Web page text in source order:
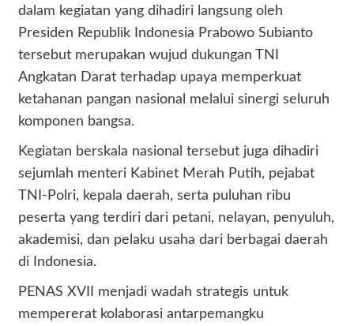
dalam kegiatan yang dihadiri langsung oleh
Presiden Republik Indonesia Prabowo Subianto
tersebut merupakan wujud dukungan TNI
Angkatan Darat terhadap upaya memperkuat
ketahanan pangan nasional melalui sinergi seluruh
komponen bangsa.
Kegiatan berskala nasional tersebut juga dihadiri
sejumlah menteri Kabinet Merah Putih, pejabat
TNI-Polri, kepala daerah, serta puluhan ribu
peserta yang terdiri dari petani, nelayan, penyuluh,
akademisi, dan pelaku usaha dari berbagai daerah
di Indonesia.
PENAS XVII menjadi wadah strategis untuk
mempererat kolaborasi antarpemangku